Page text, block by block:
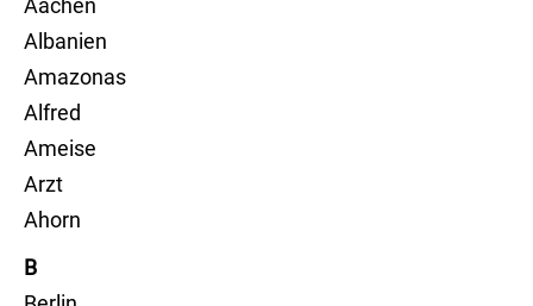
Aachen
Albanien
Amazonas
Alfred
Ameise
Arzt
Ahorn
B